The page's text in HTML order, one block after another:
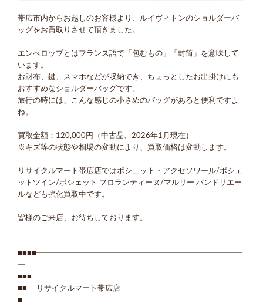
帯広市内からお越しのお客様より、ルイヴィトンのショルダーバ
ッグをお買取りさせて頂きました。
エンべロップとはフランス語で「包むもの」「封筒」を意味して
います。
お財布、鍵、スマホなどが収納でき、ちょっとしたお出掛けにも
おすすめなショルダーバッグです。
旅行の時には、こんな感じの小さめのバッグがあると便利ですよ
ね。
買取金額：120,000円（中古品、2026年1月現在）
※キズ等の状態や相場の変動により、買取価格は変動します。
リサイクルマート帯広店ではポシェット・アクセソワール/ポシェ
ットツイン/ポシェット フロランティーヌ/マルリー バンドリエー
ルなども強化買取中です。
皆様のご来店、お待ちしております。
■■■■━━━━━━━━━━━━━━━━━━━━━━━━━━━
━
■■■
■■ リサイクルマート帯広店
■